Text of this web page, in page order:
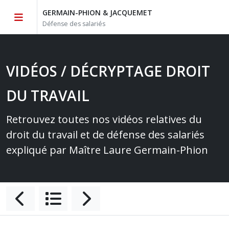
GERMAIN-PHION & JACQUEMET
Défense des salariés
VIDÉOS / DÉCRYPTAGE DROIT
DU TRAVAIL
Retrouvez toutes nos vidéos relatives du
droit du travail et de défense des salariés
expliqué par Maître Laure Germain-Phion